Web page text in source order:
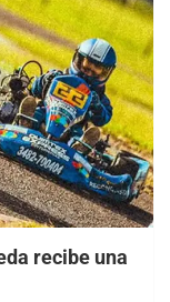
recibe una